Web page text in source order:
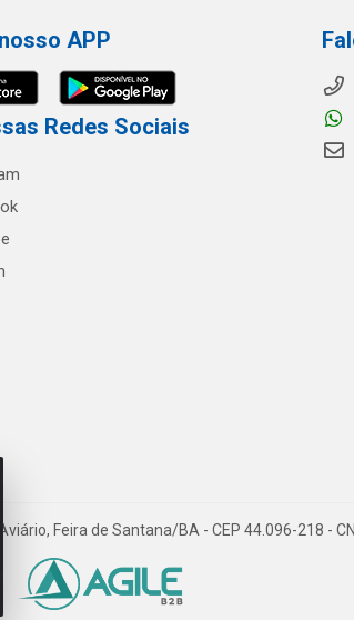
APP
Redes Sociais
Feira de Santana/BA - CEP 44.096-218 -